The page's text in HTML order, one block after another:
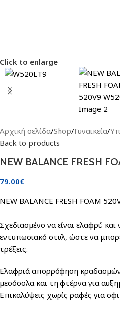
Click to enlarge
Αρχική σελίδα/Shop/Γυναικεία/
Back to products
NEW BALANCE FRESH
79.00€
NEW BALANCE FRESH
Σχεδιασμένο να είναι ελαφρύ
εντυπωσιακό στυλ, ώστε να
τρέξεις.
Ελαφριά απορρόφηση
μεσόσολα και τη φτέρνα για
Επικαλύψεις χωρίς ραφές για